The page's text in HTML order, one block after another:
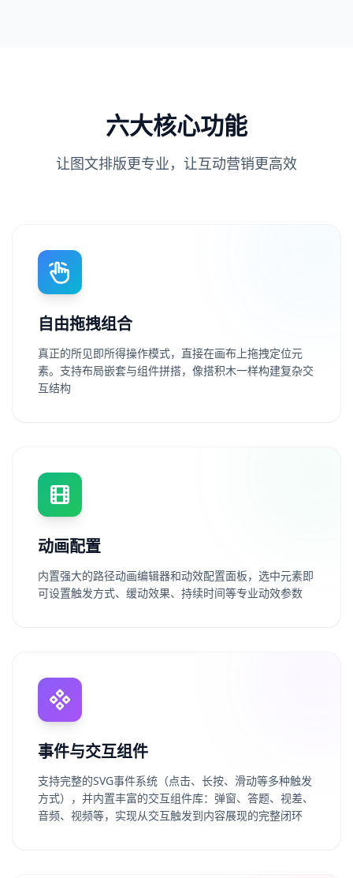
六大核心功能
让图文排版更专业，让互动营销更高效
自由拖拽组合
真正的所见即所得操作模式，直接在画布上拖拽定位元
素。支持布局嵌套与组件拼搭，像搭积木一样构建复杂交
互结构
动画配置
内置强大的路径动画编辑器和动效配置面板，选中元素即
可设置触发方式、缓动效果、持续时间等专业动效参数
事件与交互组件
支持完整的SVG事件系统（点击、长按、滑动等多种触发
方式），并内置丰富的交互组件库：弹窗、答题、视差、
音频、视频等，实现从交互触发到内容展现的完整闭环